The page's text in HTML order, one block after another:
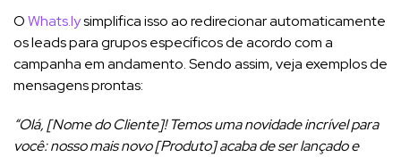
OWhats.lysimplifica isso ao redirecionar automaticamente
os leads para grupos específicos de acordo com a
campanha em andamento. Sendo assim, veja exemplos de
mensagens prontas:
“Olá, [Nome do Cliente]! Temos uma novidade incrível para
você: nosso mais novo [Produto] acaba de ser lançado e